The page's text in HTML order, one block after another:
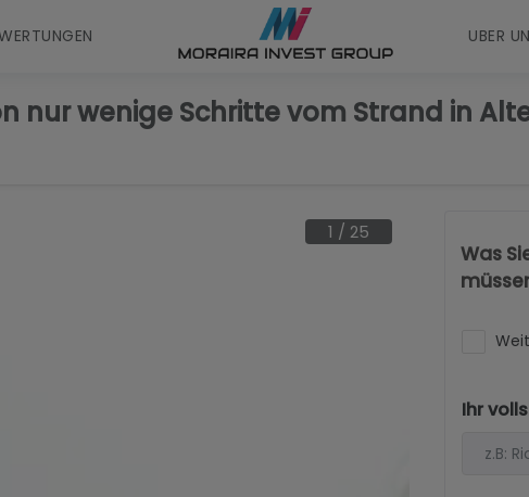
UBER
nur wenige Schritte vom Strand in
1 / 25
Was
Ihr